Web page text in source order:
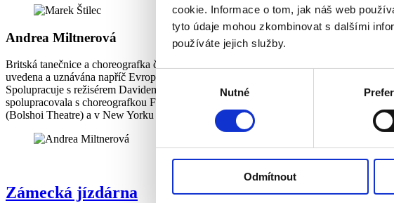
cookie. Informace o tom, jak náš web
tyto údaje mohou zkombinovat s dalšími
používáte jejich služby.
Výběr
souhlasu
Nutné
Odmítnout
Andrea Miltnerová
Britská tanečnice a choreografka českého původu, trvale žije v Praze. Její sólová
uvedena a uznávána napříč Evropou. Hluboký zájem o barokní estetiku ji přivedl k
Spolupracuje s režisérem Davidem Radokem jako choreografka: Arsilda (SND
spolupracovala s choreografkou Françoise Denieau, v jejíchž inscenacích
(Bolshoi Theatre) a v New Yorku (BAM). Andrea také pracovala jako choreografka a
Zámecká jízdárna